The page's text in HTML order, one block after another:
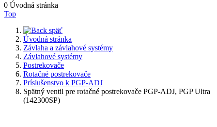
0 Úvodná stránka
Top
späť
Úvodná stránka
Závlaha a závlahové systémy
Závlahové systémy
Postrekovače
Rotačné postrekovače
Príslušenstvo k PGP-ADJ
Spätný ventil pre rotačné postrekovače PGP-ADJ, PGP Ultra
(142300SP)